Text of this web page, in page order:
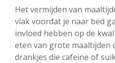
Het vermijden van
vlak voordat je naar bed
invloed hebben op de
eten van grote maaltijden
drankjes die cafeïne of